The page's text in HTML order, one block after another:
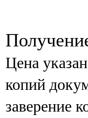
Цена
копий
заверение